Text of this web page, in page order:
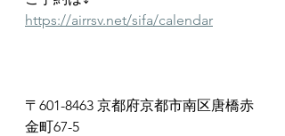
https://airrsv.net/sifa/calendar
〒601-8463 京都府京都市南区唐橋赤
金町67-5